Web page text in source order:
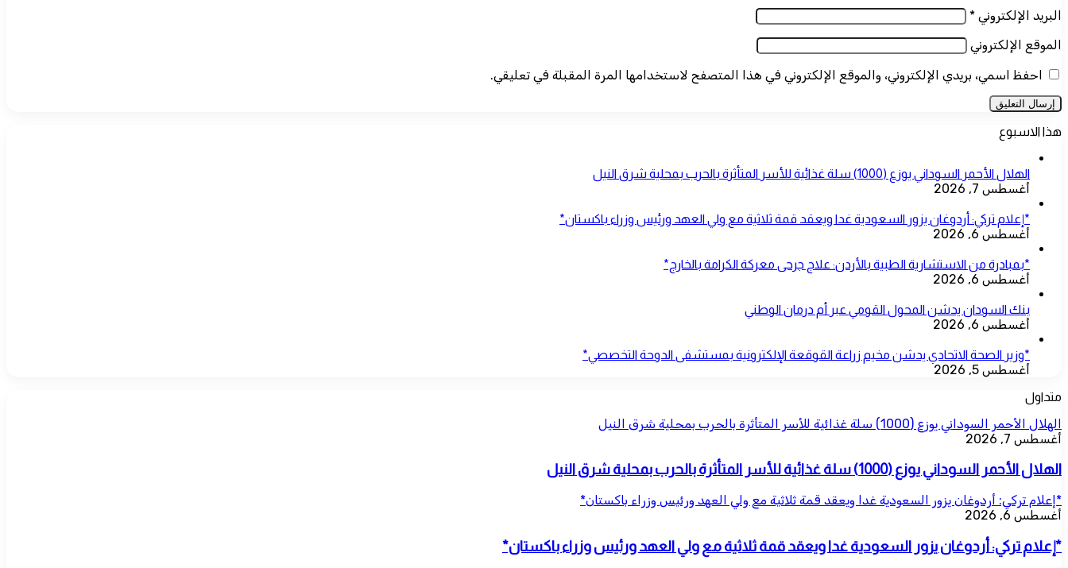
البريد الإلكتروني *
الموقع الإلكتروني
احفظ اسمي، بريدي الإلكتروني، والموقع الإلكتروني في هذا المتصفح لاستخدامها المرة المقبلة في تعليقي.
هذا الاسبوع
الهلال الأحمر السوداني يوزع (1000) سلة غذائية للأسر المتأثرة بالحرب بمحلية شرق النيل
أغسطس 7, 2026
*إعلام تركي: أردوغان يزور السعودية غدا ويعقد قمة ثلاثية مع ولي العهد ورئيس وزراء باكستان*
أغسطس 6, 2026
*بمبادرة من الاستشارية الطبية بالأردن: علاج جرحى معركة الكرامة بالخارج*
أغسطس 6, 2026
بنك السودان يدشن المحول القومي عبر أم درمان الوطني
أغسطس 6, 2026
*وزير الصحة الاتحادي يدشن مخيم زراعة القوقعة الإلكترونية بمستشفى الدوحة التخصصي*
أغسطس 5, 2026
متداول
الهلال الأحمر السوداني يوزع (1000) سلة غذائية للأسر المتأثرة بالحرب بمحلية شرق النيل
أغسطس 7, 2026
الهلال الأحمر السوداني يوزع (1000) سلة غذائية للأسر المتأثرة بالحرب بمحلية شرق النيل
*إعلام تركي: أردوغان يزور السعودية غدا ويعقد قمة ثلاثية مع ولي العهد ورئيس وزراء باكستان*
أغسطس 6, 2026
*إعلام تركي: أردوغان يزور السعودية غدا ويعقد قمة ثلاثية مع ولي العهد ورئيس وزراء باكستان*